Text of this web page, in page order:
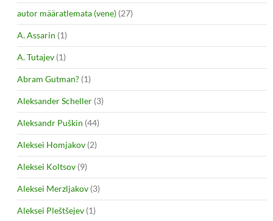
autor määratlemata (vene) (27)
A. Assarin (1)
A. Tutajev (1)
Abram Gutman? (1)
Aleksander Scheller (3)
Aleksandr Puškin (44)
Aleksei Homjakov (2)
Aleksei Koltsov (9)
Aleksei Merzljakov (3)
Aleksei Pleštšejev (1)